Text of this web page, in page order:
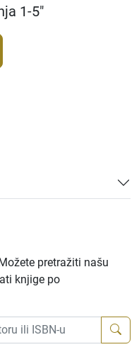
1-5"
pretražiti našu
knjige po